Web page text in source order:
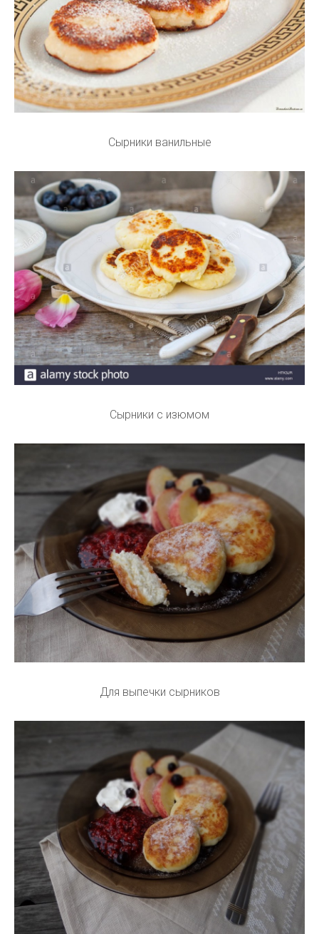
Сырники ванильные
Сырники с изюмом
Для выпечки сырников